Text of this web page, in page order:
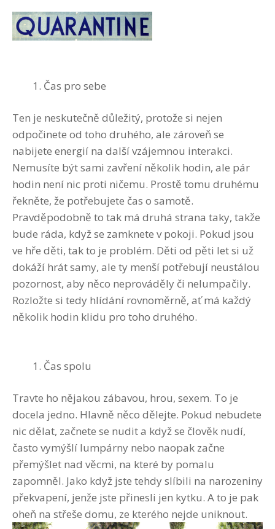
Čas pro sebe
Ten je neskutečně důležitý, protože si nejen
odpočinete od toho druhého, ale zároveň se
nabijete energií na další vzájemnou interakci.
Nemusíte být sami zavření několik hodin, ale pár
hodin není nic proti ničemu. Prostě tomu druhému
řekněte, že potřebujete čas o samotě.
Pravděpodobně to tak má druhá strana taky, takže
bude ráda, když se zamknete v pokoji. Pokud jsou
ve hře děti, tak to je problém. Děti od pěti let si už
dokáží hrát samy, ale ty menší potřebují neustálou
pozornost, aby něco neprováděly či nelumpačily.
Rozložte si tedy hlídání rovnoměrně, ať má každý
několik hodin klidu pro toho druhého.
Čas spolu
Travte ho nějakou zábavou, hrou, sexem. To je
docela jedno. Hlavně něco dělejte. Pokud nebudete
nic dělat, začnete se nudit a když se člověk nudí,
často vymýšlí lumpárny nebo naopak začne
přemýšlet nad věcmi, na které by pomalu
zapomněl. Jako když jste tehdy slíbili na narozeniny
překvapení, jenže jste přinesli jen kytku. A to je pak
oheň na střeše domu, ze kterého nejde uniknout.